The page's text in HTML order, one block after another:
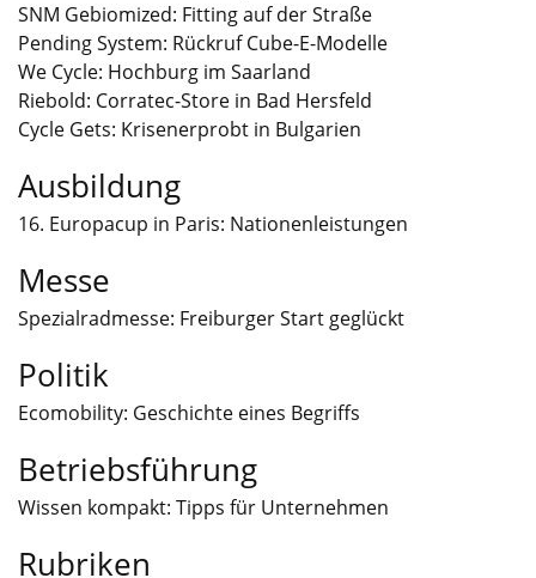
SNM Gebiomized: Fitting auf der Straße
Pending System: Rückruf Cube-E-Modelle
We Cycle: Hochburg im Saarland
Riebold: Corratec-Store in Bad Hersfeld
Cycle Gets: Krisenerprobt in Bulgarien
Ausbildung
16. Europacup in Paris: Nationenleistungen
Messe
Spezialradmesse: Freiburger Start geglückt
Politik
Ecomobility: Geschichte eines Begriffs
Betriebsführung
Wissen kompakt: Tipps für Unternehmen
Rubriken